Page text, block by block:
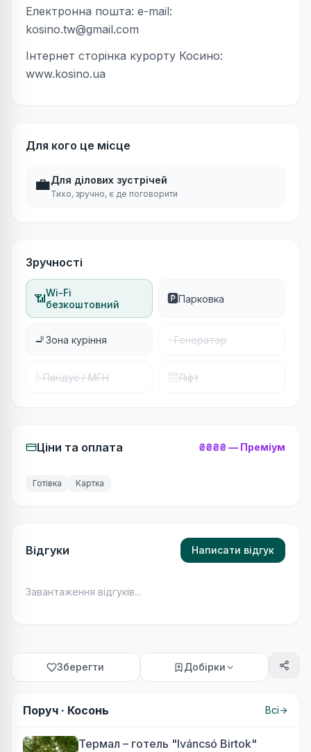
Електронна пошта: e-mail:
kosino.tw@gmail.com
Інтернет сторінка курорту Косино:
www.kosino.ua
Для кого це місце
💼Для ділових зустрічей
Тихо, зручно, є де поговорити
Зручності
📶Wi-Fi
безкоштовний
🅿️Парковка
🚬Зона куріння Генератор
Пандус / МГН Ліфт
Ціни та оплата ₴₴₴₴— Преміум
Готівка Картка
Відгуки Написати відгук
Завантаження відгуків...
Зберегти Добірки
Поруч · Косонь Всі
Термал – готель "Iváncsó Birtok"